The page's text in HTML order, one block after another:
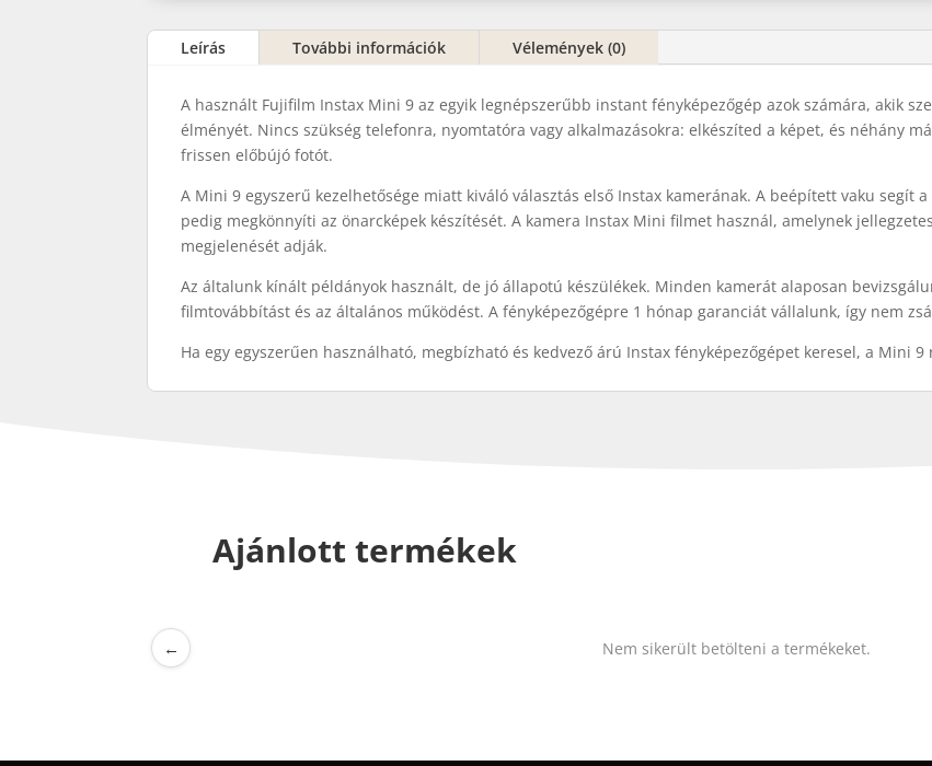
Leírás További információk Vélemények (0)
A használt Fujifilm Instax Mini 9 az egyik legnépszerűbb instant fényképezőgép azok számára, akik
élményét. Nincs szükség telefonra, nyomtatóra vagy alkalmazásokra: elkészíted a képet, és néhány
frissen előbújó fotót.
A Mini 9 egyszerű kezelhetősége miatt kiváló választás első Instax kamerának. A beépített vaku segít
pedig megkönnyíti az önarcképek készítését. A kamera Instax Mini filmet használ, amelynek
megjelenését adják.
Az általunk kínált példányok használt, de jó állapotú készülékek. Minden kamerát alaposan
filmtovábbítást és az általános működést. A fényképezőgépre 1 hónap garanciát vállalunk, így nem
Ha egy egyszerűen használható, megbízható és kedvező árú Instax fényképezőgépet keresel, a Mini
Ajánlott termékek
← Nem sikerült betölteni a termékeket.